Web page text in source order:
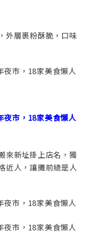
外層裹粉酥脆，口味
來新址掛上店名，獨
近人，讓攤前總是人